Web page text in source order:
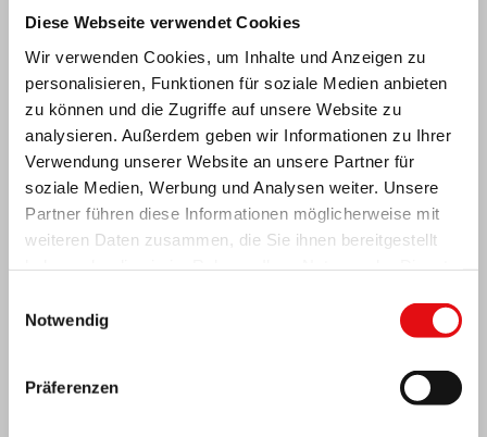
Diese Webseite verwendet Cookies
Wir verwenden Cookies, um Inhalte und Anzeigen zu
personalisieren, Funktionen für soziale Medien anbieten
zu können und die Zugriffe auf unsere Website zu
analysieren. Außerdem geben wir Informationen zu Ihrer
Verwendung unserer Website an unsere Partner für
soziale Medien, Werbung und Analysen weiter. Unsere
Partner führen diese Informationen möglicherweise mit
weiteren Daten zusammen, die Sie ihnen bereitgestellt
Notwendig
Präferenzen
ZENTRALAFRIKA: 6. NATIONALKONGRESS
DER OCDS